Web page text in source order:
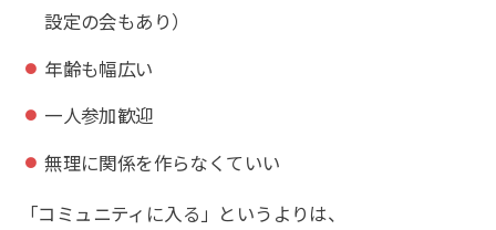
設定の会もあり）
年齢も幅広い
一人参加歓迎
無理に関係を作らなくていい
「コミュニティに入る」というよりは、